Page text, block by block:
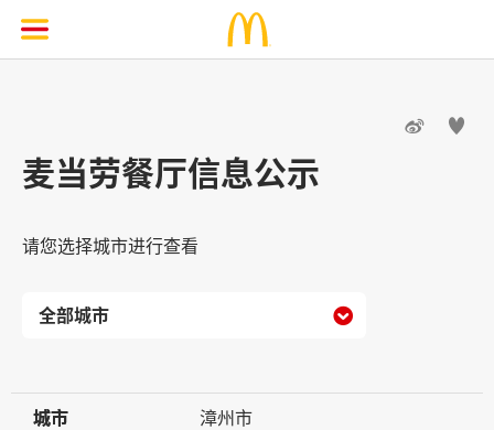
 
麦当劳餐厅信息公示
请您选择城市进行查看

城市
城市
漳州市